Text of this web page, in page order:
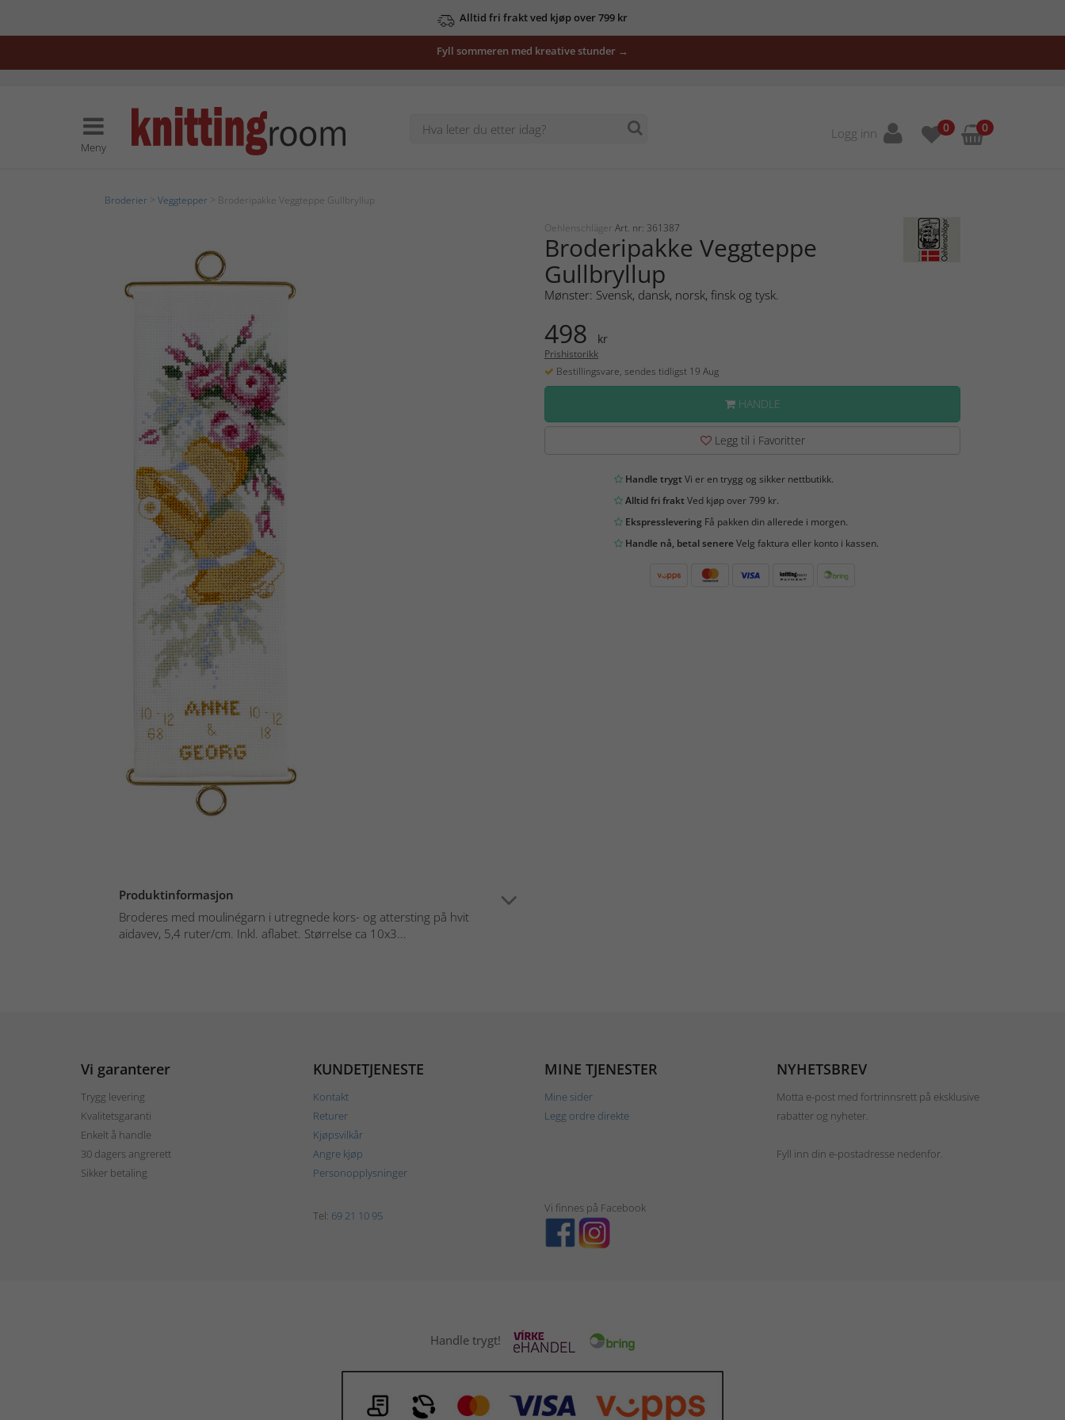
Alltid fri frakt ved kjøp over 799 kr
Fyll sommeren med kreative stunder →
Meny
Logg inn 0 0
Broderier Veggtepper > Broderipakke Veggteppe Gullbryllup
Produktinformasjon
Broderes med moulinégarn i utregnede kors- og attersting på hvit
aidavev, 5,4 ruter/cm. Inkl. aflabet. Størrelse ca 10x3...
Oehlenschläger Art. nr: 361387
Broderipakke Veggteppe
Gullbryllup
Mønster: Svensk, dansk, norsk, finsk og tysk.
498 kr
Prishistorikk
Bestillingsvare, sendes tidligst 19 Aug
HANDLE
Legg til i Favoritter
Handle trygtVi er en trygg og sikker nettbutikk.
Alltid fri fraktVed kjøp over 799 kr.
EkspressleveringFå pakken din allerede i morgen.
Handle nå, betal senereVelg faktura eller konto i kassen.
Vi garanterer
Trygg levering
Kvalitetsgaranti
Enkelt å handle
30 dagers angrerett
Sikker betaling
KUNDETJENESTE
Kontakt
Returer
Kjøpsvilkår
Angre kjøp
Personopplysninger
MINE TJENESTER
Mine sider
Legg ordre direkte
NYHETSBREV
Motta e-post med fortrinnsrett på eksklusive
rabatter og nyheter.
Fyll inn din e-postadresse nedenfor.
Tel: 69 21 10 95
Vi finnes på Facebook
Handle trygt!